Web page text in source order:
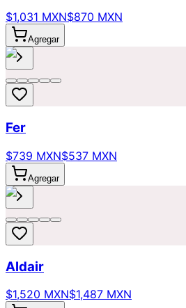
$1,031 MXN$870 MXN
Agregar
Fer
$739 MXN$537 MXN
Agregar
Aldair
$1,520 MXN$1,487 MXN